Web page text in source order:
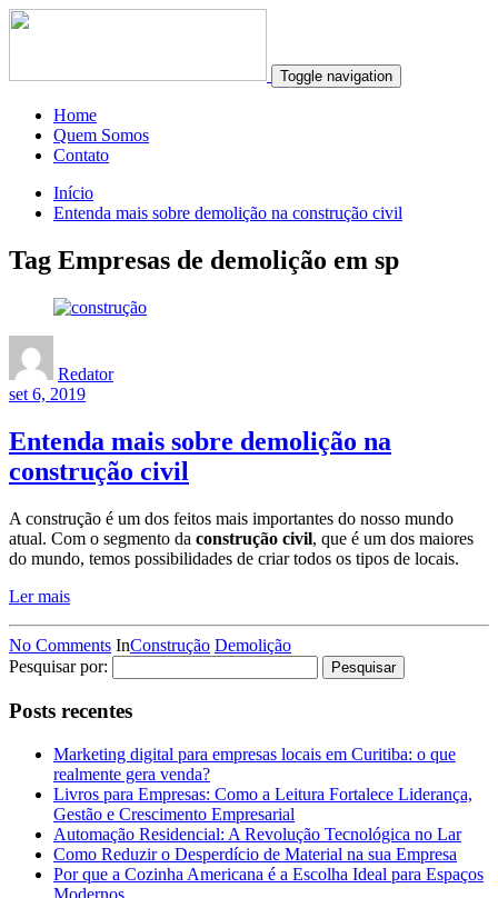
Toggle navigation
Home
Quem Somos
Contato
Início
Entenda mais sobre demolição na construção civil
Tag Empresas de demolição em sp
Redator
set 6, 2019
Entenda mais sobre demolição na
construção civil
A construção é um dos feitos mais importantes do nosso mundo
atual. Com o segmento da construção civil, que é um dos maiores
do mundo, temos possibilidades de criar todos os tipos de locais.
Ler mais
No Comments InConstrução Demolição
Pesquisar por:
Posts recentes
Marketing digital para empresas locais em Curitiba: o que
realmente gera venda?
Livros para Empresas: Como a Leitura Fortalece Liderança,
Gestão e Crescimento Empresarial
Automação Residencial: A Revolução Tecnológica no Lar
Como Reduzir o Desperdício de Material na sua Empresa
Por que a Cozinha Americana é a Escolha Ideal para Espaços
Modernos